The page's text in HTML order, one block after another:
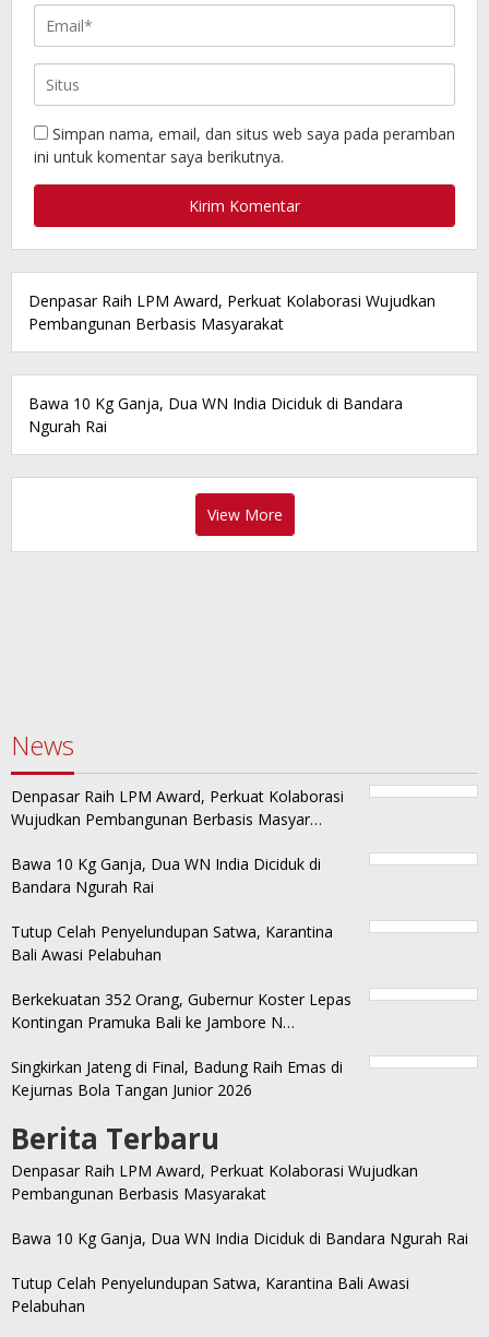
Simpan nama, email, dan situs web saya pada peramban
ini untuk komentar saya berikutnya.
Denpasar Raih LPM Award, Perkuat Kolaborasi Wujudkan
Pembangunan Berbasis Masyarakat
Bawa 10 Kg Ganja, Dua WN India Diciduk di Bandara
Ngurah Rai
View More
News
Denpasar Raih LPM Award, Perkuat Kolaborasi
Wujudkan Pembangunan Berbasis Masyar…
Bawa 10 Kg Ganja, Dua WN India Diciduk di
Bandara Ngurah Rai
Tutup Celah Penyelundupan Satwa, Karantina
Bali Awasi Pelabuhan
Berkekuatan 352 Orang, Gubernur Koster Lepas
Kontingan Pramuka Bali ke Jambore N…
Singkirkan Jateng di Final, Badung Raih Emas di
Kejurnas Bola Tangan Junior 2026
Berita Terbaru
Denpasar Raih LPM Award, Perkuat Kolaborasi Wujudkan
Pembangunan Berbasis Masyarakat
Bawa 10 Kg Ganja, Dua WN India Diciduk di Bandara Ngurah Rai
Tutup Celah Penyelundupan Satwa, Karantina Bali Awasi
Pelabuhan